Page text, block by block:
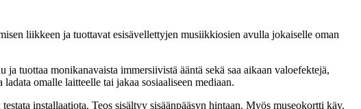
liikkeen ja tuottavat esisävellettyjen musiikkiosien avulla jokaiselle oman
tuottaa monikanavaista immersiivistä ääntä sekä saa aikaan valoefektejä,
omalle laitteelle tai jakaa sosiaaliseen mediaan.
installaatiota. Teos sisältyy sisäänpääsyn hintaan. Myös museokortti käy.